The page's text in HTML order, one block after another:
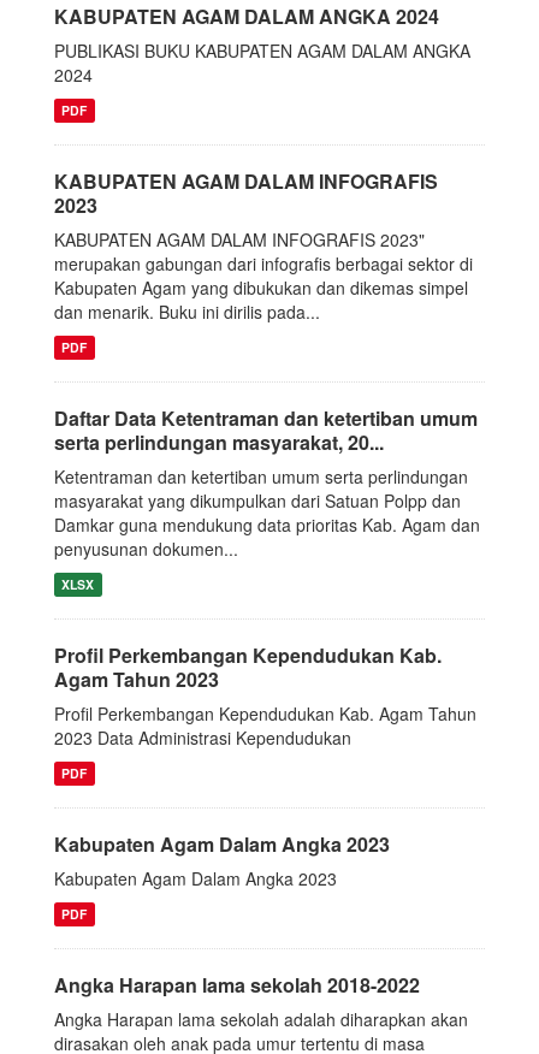
KABUPATEN AGAM DALAM ANGKA 2024
PUBLIKASI BUKU KABUPATEN AGAM DALAM ANGKA
2024
PDF
KABUPATEN AGAM DALAM INFOGRAFIS
2023
KABUPATEN AGAM DALAM INFOGRAFIS 2023"
merupakan gabungan dari infografis berbagai sektor di
Kabupaten Agam yang dibukukan dan dikemas simpel
dan menarik. Buku ini dirilis pada...
PDF
Daftar Data Ketentraman dan ketertiban umum
serta perlindungan masyarakat, 20...
Ketentraman dan ketertiban umum serta perlindungan
masyarakat yang dikumpulkan dari Satuan Polpp dan
Damkar guna mendukung data prioritas Kab. Agam dan
penyusunan dokumen...
XLSX
Profil Perkembangan Kependudukan Kab.
Agam Tahun 2023
Profil Perkembangan Kependudukan Kab. Agam Tahun
2023 Data Administrasi Kependudukan
PDF
Kabupaten Agam Dalam Angka 2023
Kabupaten Agam Dalam Angka 2023
PDF
Angka Harapan lama sekolah 2018-2022
Angka Harapan lama sekolah adalah diharapkan akan
dirasakan oleh anak pada umur tertentu di masa